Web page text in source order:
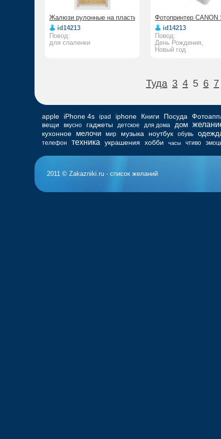
Жалюзи рулонные на пластиковые окна
id14213
Повод:
для спаленки
Фотопринтер
id14213
Повод:
День Рождения,
Новый год
Туда 3 4 5 6 7
apple iPhone 4s ipad iphone Книги Посуда
вещи
вкусно гаджеты детское для дома дом
кухонное мелочи мир музыка ноутбук обувь
телефон техника украшения хобби часы чтиво
2011 © Zakazniki.ru - список желаний